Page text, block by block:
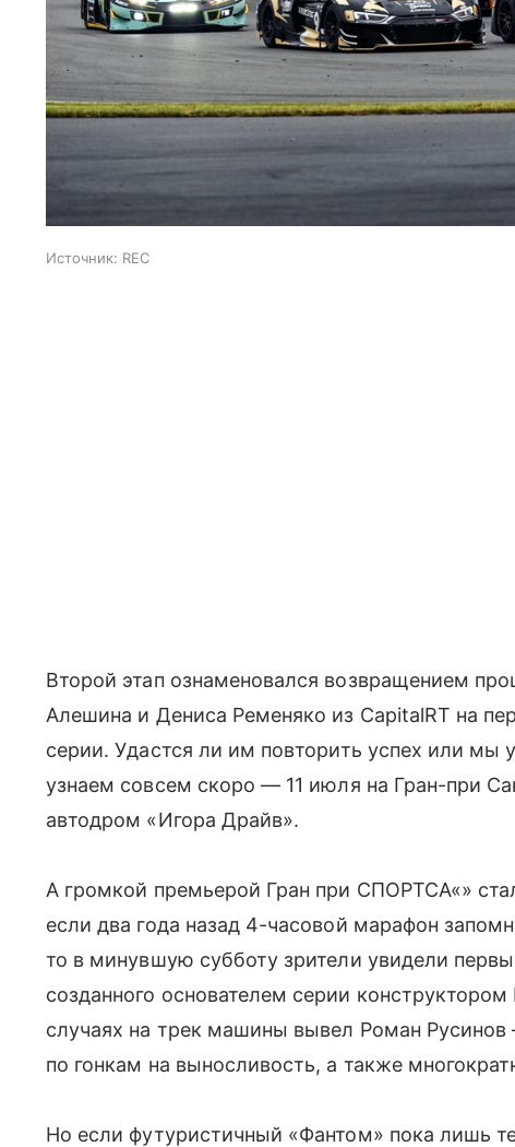
Источник: REC
Второй этап ознаменовался возвращением
Алешина и Дениса Ременяко из CapitalRT на
серии. Удастся ли им повторить успех или мы
узнаем совсем скоро — 11 июля на Гран-при
автодром «Игора Драйв».
А громкой премьерой Гран при СПОРТСА«»
если два года назад 4-часовой марафон
то в минувшую субботу зрители увидели
созданного основателем серии
случаях на трек машины вывел Роман
по гонкам на выносливость, а также
Но если футуристичный «Фантом» пока лишь